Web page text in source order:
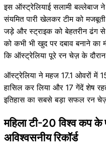
इस ऑस्ट्रेलियाई सलामी बल्लेबाज
संयमित पारी खेलकर टीम को
जड़े और स्ट्राइक को बेहतरीन ढंग से
को कभी भी खुद पर दबाव बनाने का
कि ऑस्ट्रेलिया पूरे रन चेज़ के
ऑस्ट्रेलिया ने महज 17.1 ओवरों में
हासिल कर लिया और 17 गेंदें शेष
इतिहास का सबसे बड़ा सफल रन चेज़
महिला टी-20 विश्व कप
अविश्वसनीय रिकॉर्ड